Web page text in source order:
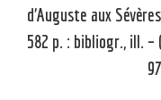
d’Auguste aux
582 p. : bibliogr., ill. –